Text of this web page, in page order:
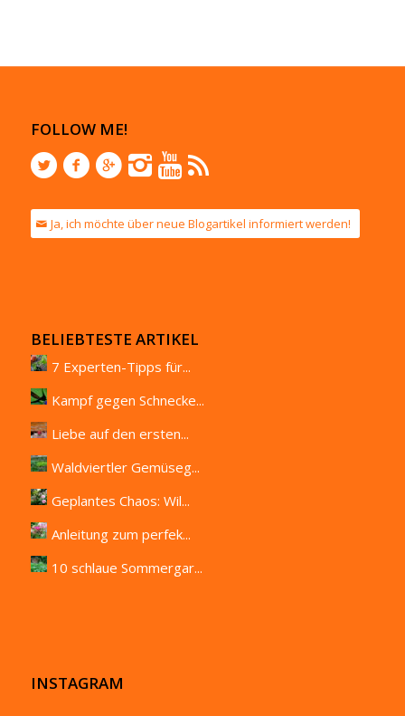
FOLLOW ME!
Ja, ich möchte über neue Blogartikel informiert werden!
BELIEBTESTE ARTIKEL
7 Experten-Tipps für...
Kampf gegen Schnecke...
Liebe auf den ersten...
Waldviertler Gemüseg...
Geplantes Chaos: Wil...
Anleitung zum perfek...
10 schlaue Sommergar...
INSTAGRAM